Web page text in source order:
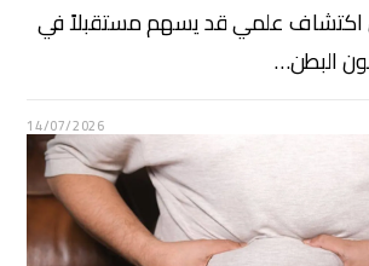
علمي قد يسهم مستقبلاً في
البطن…
14/07/2026